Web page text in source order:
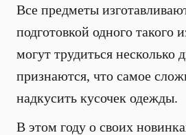
Все предметы
подготовкой одного такого
могут трудиться несколько
признаются, что самое
надкусить кусочек одежды.
В этом году о своих